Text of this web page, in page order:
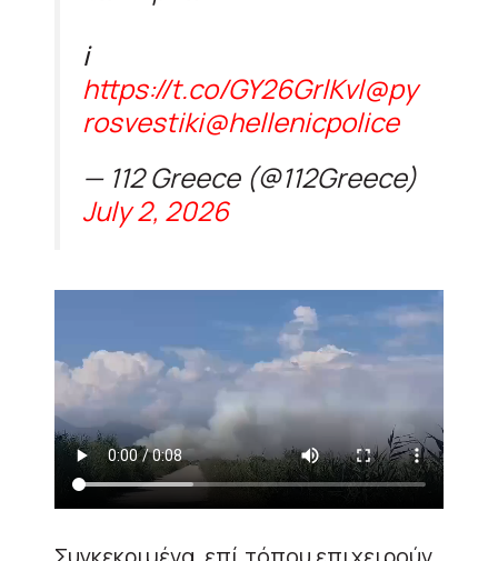
ℹ️
https://t.co/GY26GrlKvl@py
rosvestiki@hellenicpolice
— 112 Greece (@112Greece)
July 2, 2026